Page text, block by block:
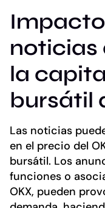
noticias
la
bursátil
Las noticias
en el precio del
bursátil. Los
funciones o
OKX, pueden